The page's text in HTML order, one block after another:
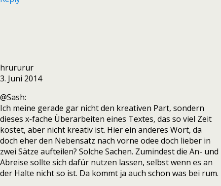
hrururur
3. Juni 2014
@Sash:
Ich meine gerade gar nicht den kreativen Part, sondern
dieses x-fache Überarbeiten eines Textes, das so viel Zeit
kostet, aber nicht kreativ ist. Hier ein anderes Wort, da
doch eher den Nebensatz nach vorne odee doch lieber in
zwei Sätze aufteilen? Solche Sachen. Zumindest die An- und
Abreise sollte sich dafür nutzen lassen, selbst wenn es an
der Halte nicht so ist. Da kommt ja auch schon was bei rum.